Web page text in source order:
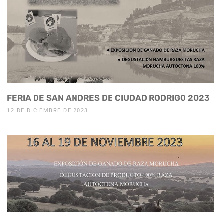
FERIA DE SAN ANDRES DE CIUDAD RODRIGO 2023
12 DE DICIEMBRE DE 2023